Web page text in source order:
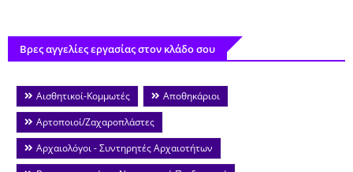
Βρες αγγελίες εργασίας στον κλάδο σου
Αισθητικοί-Κομμωτές
Αποθηκάριοι
Αρτοποιοί/Ζαχαροπλάστες
Αρχαιολόγοι - Συντηρητές Αρχαιοτήτων